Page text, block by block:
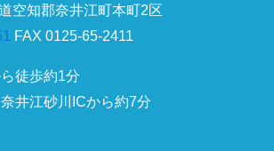
空知郡奈井江町本町2区
FAX 0125-65-2411
徒歩約1分
井江砂川ICから約7分